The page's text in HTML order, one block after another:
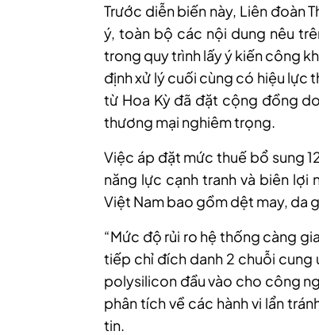
Trước diễn biến này, Liên đoàn
ý, toàn bộ các nội dung nêu
trong quy trình lấy ý kiến công
định xử lý cuối cùng có hiệu lực
từ Hoa Kỳ đã đặt cộng đồng
thương mại nghiêm trọng.
Việc áp đặt mức thuế bổ sung
năng lực cạnh tranh và biên lợi
Việt Nam bao gồm dệt may, da
“Mức độ rủi ro hệ thống càng
tiếp chỉ đích danh 2 chuỗi
polysilicon đầu vào cho công
phân tích về các hành vi lẩn
tin.